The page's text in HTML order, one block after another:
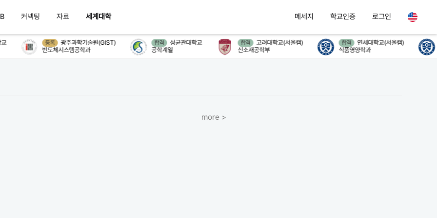
커넥팅 자료 세계대학 메세지 학교인증 로그인
등록
광주과학기술원(GIST)
반도체시스템공학과
합격
성균관대학교
공학계열
합격
고려대학교(서울캠)
신소재공학부
합격
연세대학교(서울캠)
식품영양학과
more >